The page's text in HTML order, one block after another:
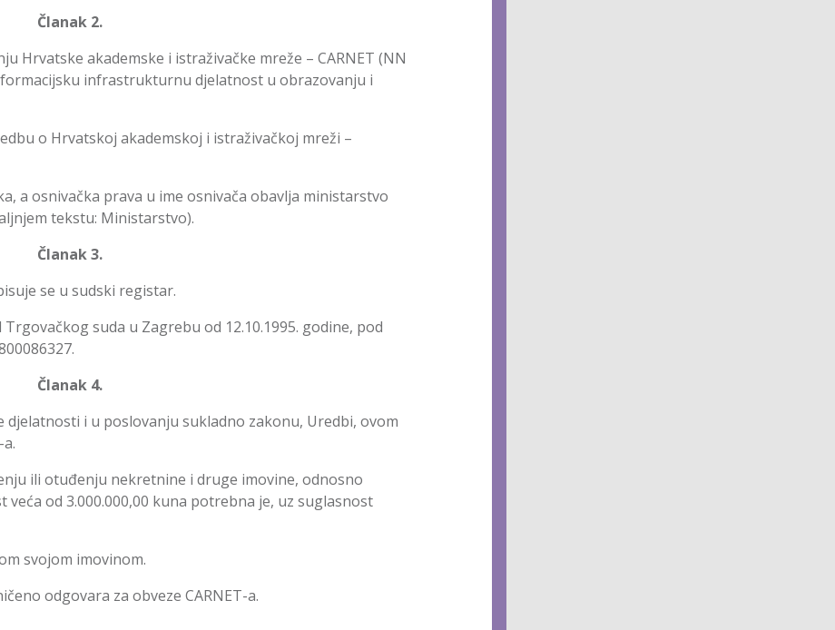
Članak 2.
Hrvatske akademske i istraživačke mreže – CARNET (NN
infrastrukturnu djelatnost u obrazovanju i
o Hrvatskoj akademskoj i istraživačkoj mreži –
a osnivačka prava u ime osnivača obavlja ministarstvo
tekstu: Ministarstvo).
Članak 3.
se u sudski registar.
suda u Zagrebu od 12.10.1995. godine, pod
Članak 4.
djelatnosti i u poslovanju sukladno zakonu, Uredbi, ovom
ili otuđenju nekretnine i druge imovine, odnosno
od 3.000.000,00 kuna potrebna je, uz suglasnost
svojom imovinom.
odgovara za obveze CARNET-a.